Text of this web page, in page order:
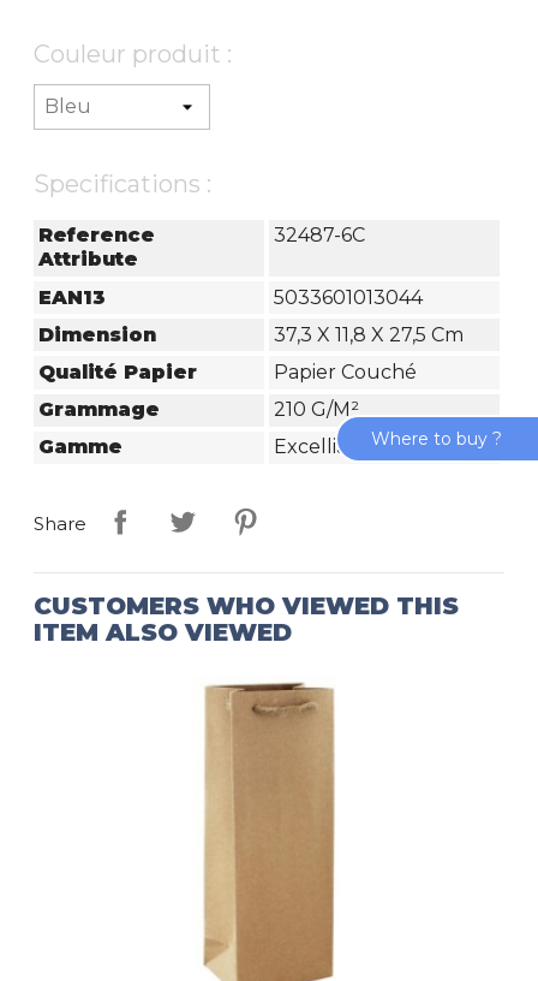
Couleur produit :
Specifications :
Reference
Attribute
32487-6C
EAN13
5033601013044
Dimension
37,3 X 11,8 X 27,5 Cm
Qualité Papier
Papier Couché
Grammage
210 G/m²
Gamme
Excellia
Share
CUSTOMERS WHO VIEWED THIS
ITEM ALSO VIEWED
Where to buy ?